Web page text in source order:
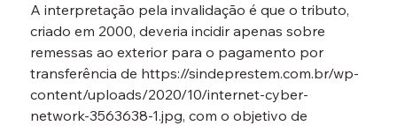
A interpretação pela invalidação é que o tributo,
criado em 2000, deveria incidir apenas sobre
remessas ao exterior para o pagamento por
transferência de https://sindeprestem.com.br/wp-
content/uploads/2020/10/internet-cyber-
network-3563638-1.jpg, com o objetivo de